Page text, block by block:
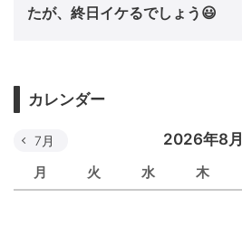
たが、終日イケるでしょう😃
カレンダー
2026年8月
月 火 水 木
7月